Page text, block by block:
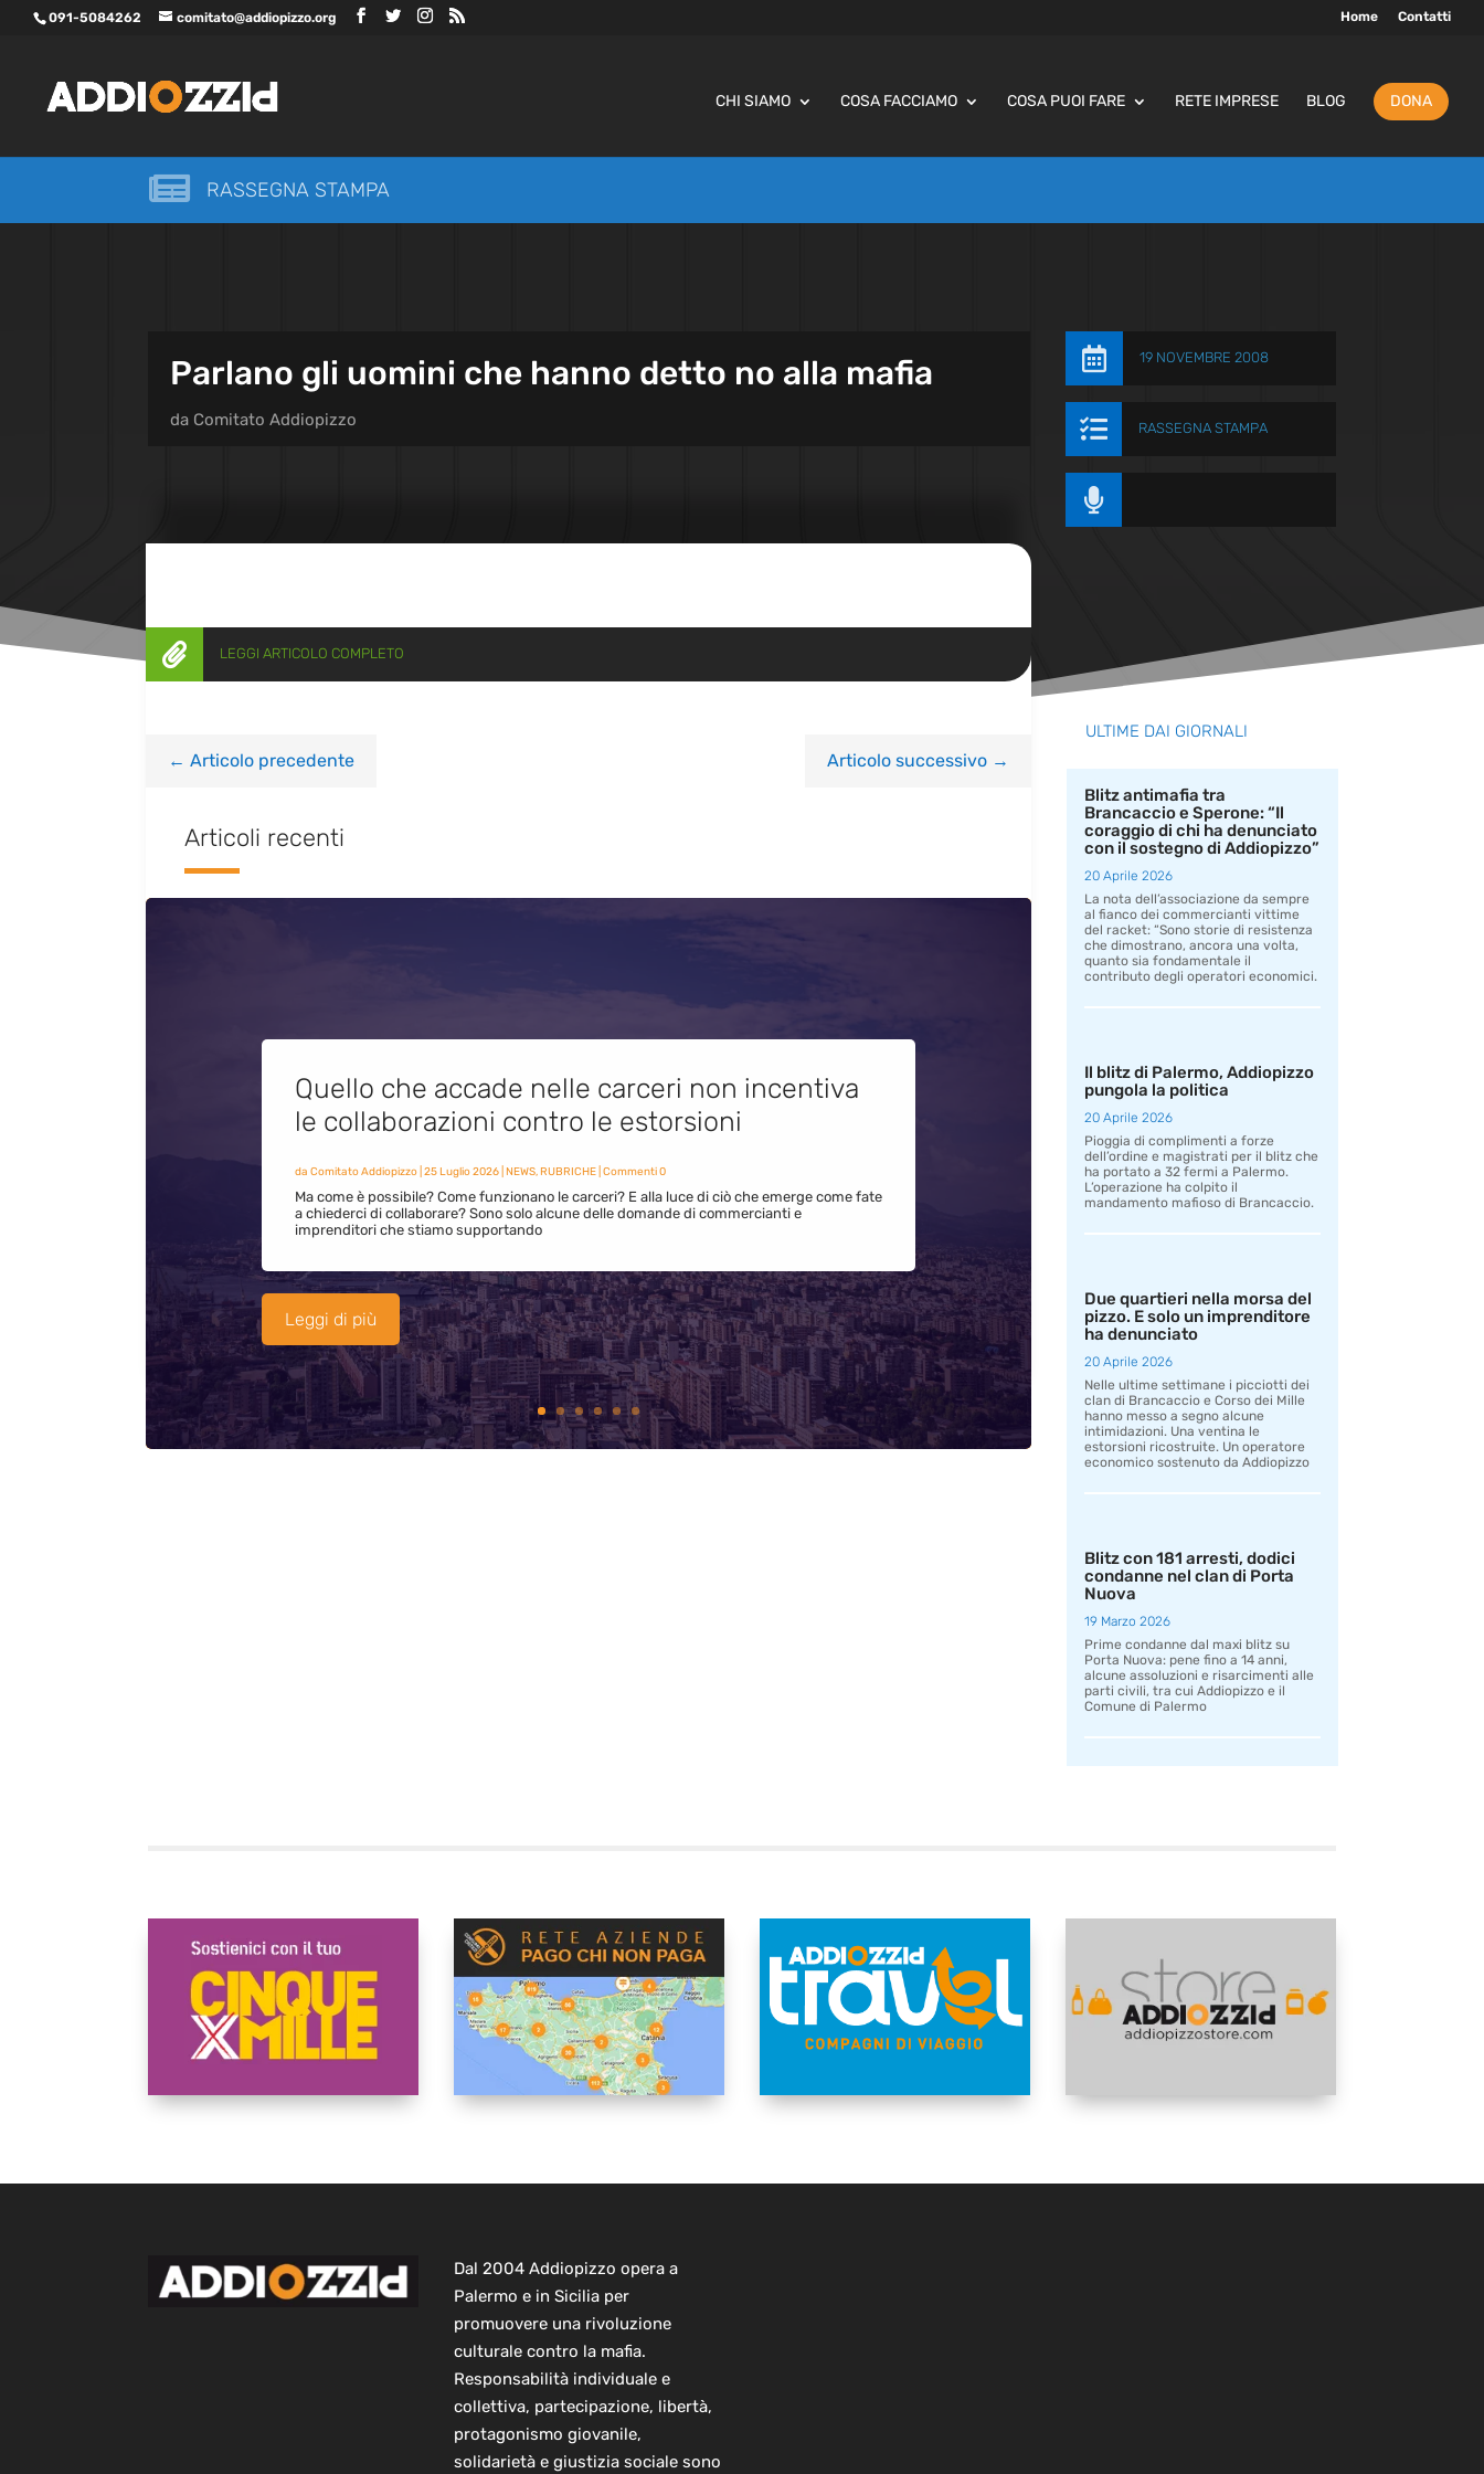
091-5084262 comitato@addiopizzo.org Home Contatti
CHI SIAMO COSA FACCIAMO COSA PUOI FARE RETE IMPRESE BLOG DONA
 RASSEGNA STAMPA
Parlano gli uomini che hanno detto no alla mafia
da Comitato Addiopizzo
 19 NOVEMBRE 2008
 RASSEGNA STAMPA

 LEGGI ARTICOLO COMPLETO
← Articolo precedente Articolo successivo→
Articoli recenti
Quello che accade nelle carceri non incentiva
le collaborazioni contro le estorsioni
da Comitato Addiopizzo| 25 Luglio 2026| NEWS,RUBRICHE| Commenti 0
Ma come è possibile? Come funzionano le carceri? E alla luce di ciò che emerge come fate
a chiederci di collaborare? Sono solo alcune delle domande di commercianti e
imprenditori che stiamo supportando
Leggi di più
ULTIME DAI GIORNALI
Blitz antimafia tra
Brancaccio e Sperone: “Il
coraggio di chi ha denunciato
con il sostegno di Addiopizzo”
20 Aprile 2026
La nota dell’associazione da sempre
al fianco dei commercianti vittime
del racket: “Sono storie di resistenza
che dimostrano, ancora una volta,
quanto sia fondamentale il
contributo degli operatori economici.
Il blitz di Palermo, Addiopizzo
pungola la politica
20 Aprile 2026
Pioggia di complimenti a forze
dell’ordine e magistrati per il blitz che
ha portato a 32 fermi a Palermo.
L’operazione ha colpito il
mandamento mafioso di Brancaccio.
Due quartieri nella morsa del
pizzo. E solo un imprenditore
ha denunciato
20 Aprile 2026
Nelle ultime settimane i picciotti dei
clan di Brancaccio e Corso dei Mille
hanno messo a segno alcune
intimidazioni. Una ventina le
estorsioni ricostruite. Un operatore
economico sostenuto da Addiopizzo
Blitz con 181 arresti, dodici
condanne nel clan di Porta
Nuova
19 Marzo 2026
Prime condanne dal maxi blitz su
Porta Nuova: pene fino a 14 anni,
alcune assoluzioni e risarcimenti alle
parti civili, tra cui Addiopizzo e il
Comune di Palermo
Dal 2004 Addiopizzo opera a
Palermo e in Sicilia per
promuovere una rivoluzione
culturale contro la mafia.
Responsabilità individuale e
collettiva, partecipazione, libertà,
protagonismo giovanile,
solidarietà e giustizia sociale sono